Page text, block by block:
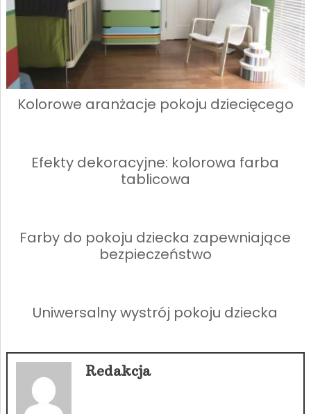
Kolorowe aranżacje pokoju dziecięcego
Efekty dekoracyjne: kolorowa farba
tablicowa
Farby do pokoju dziecka zapewniające
bezpieczeństwo
Uniwersalny wystrój pokoju dziecka
Redakcja